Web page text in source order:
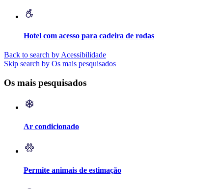
Hotel com acesso para cadeira de rodas
Back to search by Acessibilidade
Skip search by Os mais pesquisados
Os mais pesquisados
Ar condicionado
Permite animais de estimação